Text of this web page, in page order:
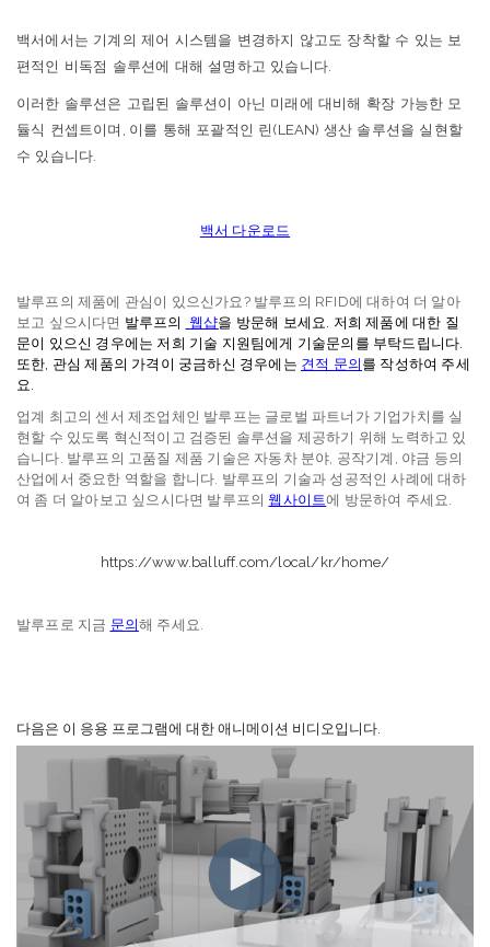
백서에서는 기계의 제어 시스템을 변경하지 않고도 장착할 수 있는 보
편적인 비독점 솔루션에 대해 설명하고 있습니다.
이러한 솔루션은 고립된 솔루션이 아닌 미래에 대비해 확장 가능한 모
듈식 컨셉트이며 , 이를 통해 포괄적인 린 (LEAN) 생산 솔루션을 실현할
수 있습니다.
백서 다운로드
발루프의 제품에 관심이 있으신가요? 발루프의 RFID에 대하여 더 알아
보고 싶으시다면 발루프의 웹샵을 방문해 보세요. 저희 제품에 대한 질
문이 있으신 경우에는 저희 기술 지원팀에게 기술문의를 부탁드립니다.
또한, 관심 제품의 가격이 궁금하신 경우에는 견적 문의 를 작성하여 주세
요.
업계 최고의 센서 제조업체인 발루프는 글로벌 파트너가 기업가치를 실
현할 수 있도록 혁신적이고 검증된 솔루션을 제공하기 위해 노력하고 있
습니다. 발루프의 고품질 제품 기술은 자동차 분야, 공작기계, 야금 등의
산업에서 중요한 역할을 합니다. 발루프의 기술과 성공적인 사례에 대하
여 좀 더 알아보고 싶으시다면 발루프의 웹사이트에 방문하여 주세요.
https://www.balluff.com/local/kr/home/
발루프로 지금 문의해 주세요.
다음은 이 응용 프로그램에 대한 애니메이션 비디오입니다.